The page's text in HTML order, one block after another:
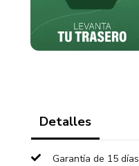
Detalles
Garantía de 15 días